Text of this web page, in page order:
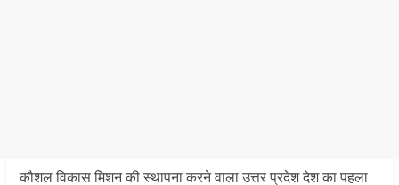
कौशल विकास मिशन की स्थापना करने वाला उत्तर प्रदेश देश का पहला